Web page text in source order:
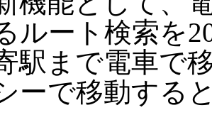
ルート検索を
駅まで電車で
ーで移動する